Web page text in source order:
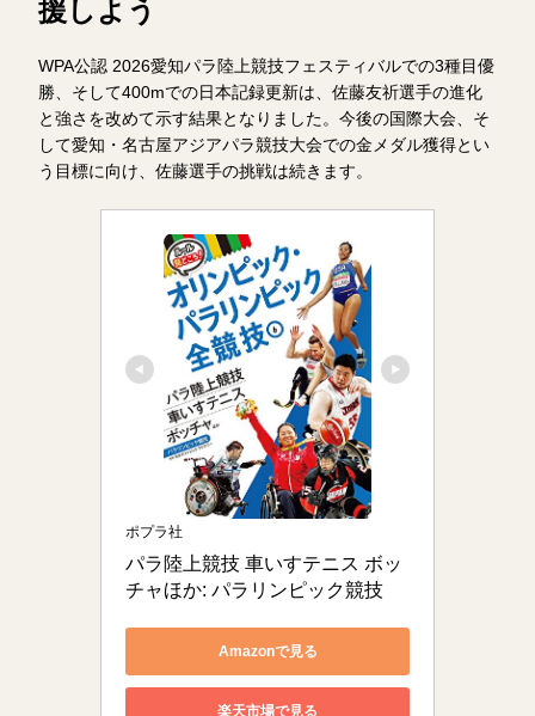
援しよう
WPA公認 2026愛知パラ陸上競技フェスティバルでの3種目優
勝、そして400mでの日本記録更新は、佐藤友祈選手の進化
と強さを改めて示す結果となりました。今後の国際大会、そ
して愛知・名古屋アジアパラ競技大会での金メダル獲得とい
う目標に向け、佐藤選手の挑戦は続きます。
ポプラ社
パラ陸上競技 車いすテニス ボッ
チャほか: パラリンピック競技
Amazonで見る
楽天市場で見る